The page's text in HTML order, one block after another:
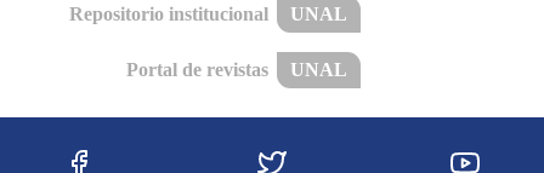
Repositorio institucional UNAL
Portal de revistas UNAL